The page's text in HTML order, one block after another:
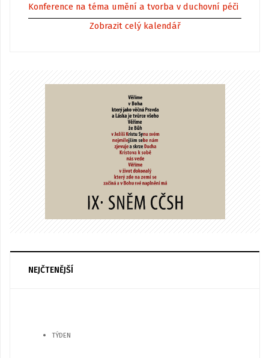
Konference na téma umění a tvorba v duchovní péči
Zobrazit celý kalendář
NEJČTENĚJŠÍ
TÝDEN